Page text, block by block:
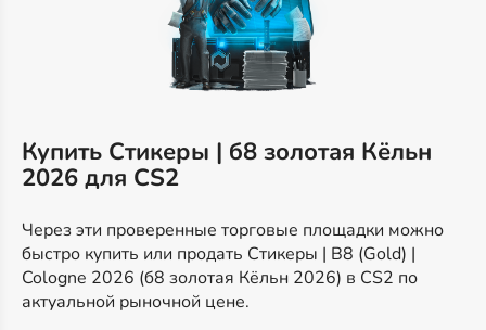
Купить Стикеры | б8 золотая Кёльн
2026 для CS2
Через эти проверенные торговые площадки можно
быстро купить или продать Стикеры | B8 (Gold) |
Cologne 2026 (б8 золотая Кёльн 2026) в CS2 по
актуальной рыночной цене.